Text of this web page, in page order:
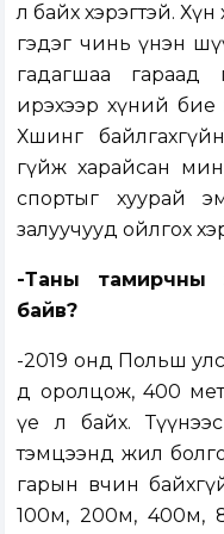
л байх хэрэгтэй. Хүн
гэдэг чинь үнэн
гадагшаа
ирэхээр хүний бие
Хөшингө
гүйж харайсан
спортыг хуурай
залуучууд ойлгох
-Таны тамирчны
байв?
-2019 онд Польш
д оролцож, 400
үе л байх.
тэмцээнд жил
гарын өвчин
100м, 200м, 400м,